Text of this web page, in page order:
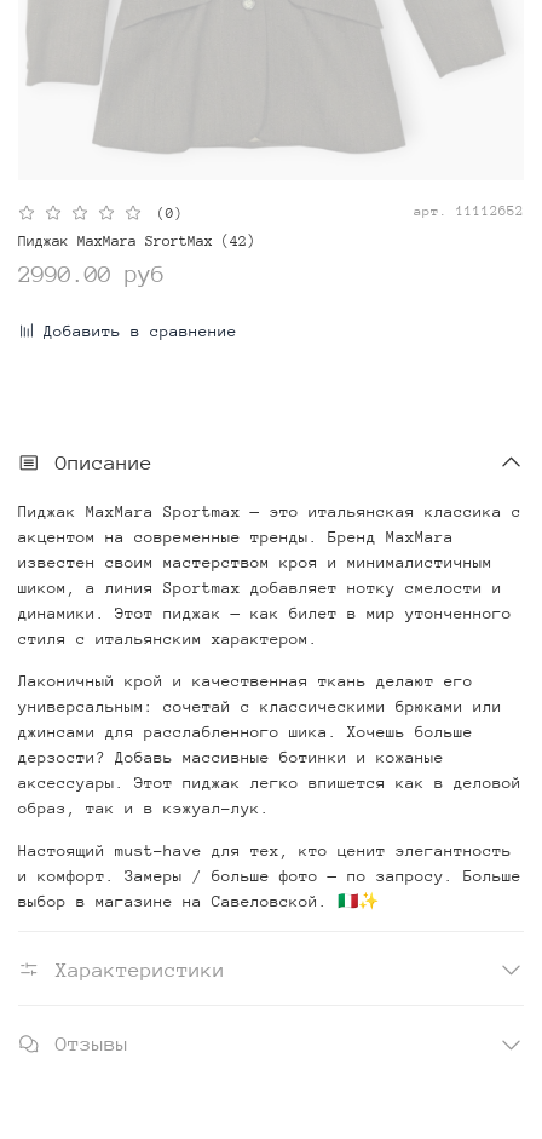
(0) арт. 11112652
Пиджак MaxMara SrortMax (42)
2990.00 руб
Добавить в сравнение
Описание
Пиджак MaxMara Sportmax — это итальянская классика с
акцентом на современные тренды. Бренд MaxMara
известен своим мастерством кроя и минималистичным
шиком, а линия Sportmax добавляет нотку смелости и
динамики. Этот пиджак — как билет в мир утонченного
стиля с итальянским характером.
Лаконичный крой и качественная ткань делают его
универсальным: сочетай с классическими брюками или
джинсами для расслабленного шика. Хочешь больше
дерзости? Добавь массивные ботинки и кожаные
аксессуары. Этот пиджак легко впишется как в деловой
образ, так и в кэжуал-лук.
Настоящий must-have для тех, кто ценит элегантность
и комфорт. Замеры / больше фото — по запросу. Больше
выбор в магазине на Савеловской. 🇮🇹✨
Характеристики
Отзывы